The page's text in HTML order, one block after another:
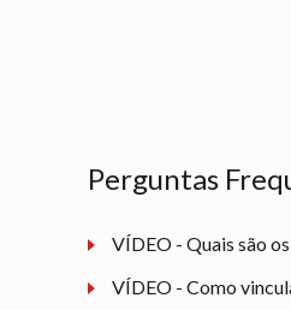
Perguntas
VÍDEO - Quais são
VÍDEO - Como